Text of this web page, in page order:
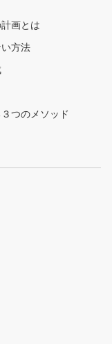
画とは
方法
つのメソッド